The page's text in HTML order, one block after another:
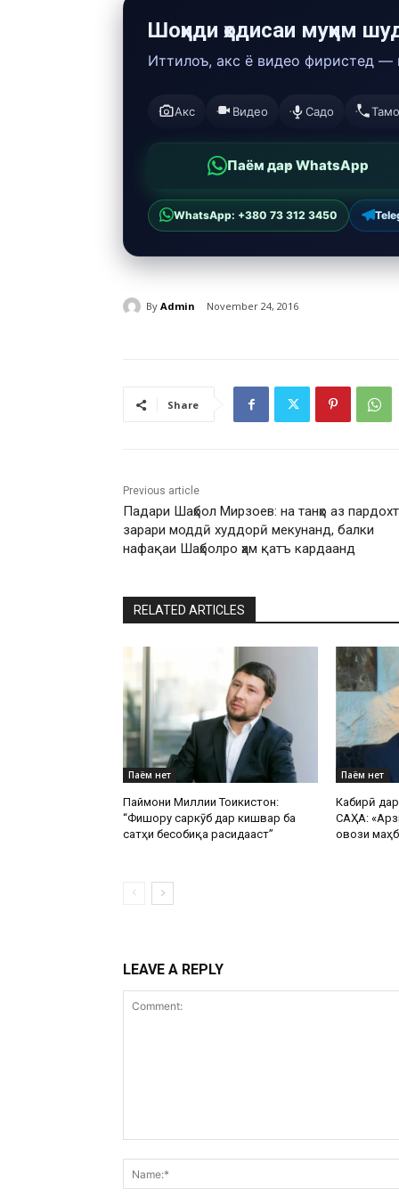
Шоҳиди ҳодисаи муҳим
Иттилоъ, акс ё видео фиристед
Акс Видео Садо
Паём дар WhatsApp
WhatsApp: +380 73 312 3450
By Admin November 24, 2016
Share
Previous article
Падари Шаҳбол Мирзоев: на танҳо аз
зарари моддӣ худдорӣ мекунанд, балки
нафақаи Шаҳболро ҳам қатъ кардаанд
RELATED ARTICLES
Паём нет
Паймони Миллии Тоҷикистон:
“Фишору саркӯб дар кишвар ба
сатҳи бесобиқа расидааст”
Паём нет
Кабирӣ
САҲА:
овози
LEAVE A REPLY